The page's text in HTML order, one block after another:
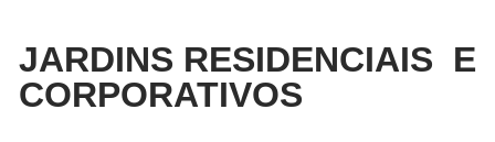
JARDINS RESIDENCIAIS E
CORPORATIVOS